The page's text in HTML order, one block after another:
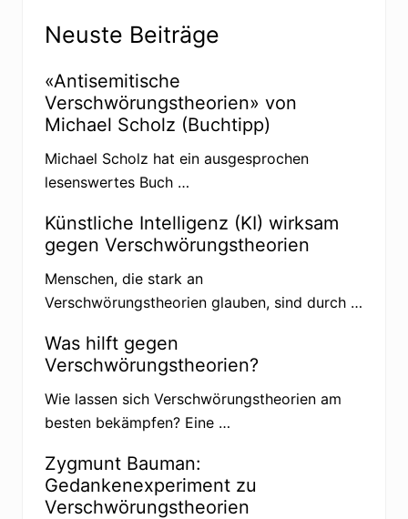
Neuste Beiträge
«Antisemitische
Verschwörungstheorien» von
Michael Scholz (Buchtipp)
Michael Scholz hat ein ausgesprochen
lesenswertes Buch …
Künstliche Intelligenz (KI) wirksam
gegen Verschwörungstheorien
Menschen, die stark an
Verschwörungstheorien glauben, sind durch …
Was hilft gegen
Verschwörungstheorien?
Wie lassen sich Verschwörungstheorien am
besten bekämpfen? Eine …
Zygmunt Bauman:
Gedankenexperiment zu
Verschwörungstheorien